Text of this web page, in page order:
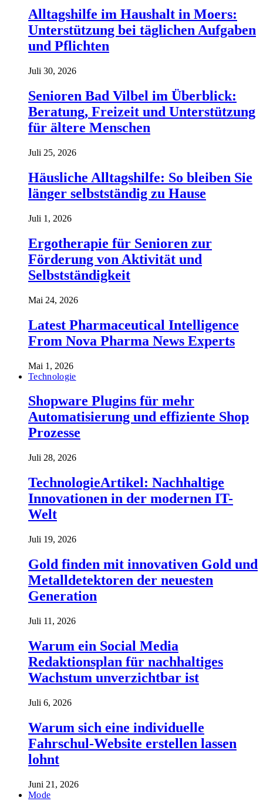
Alltagshilfe im Haushalt in Moers:
Unterstützung bei täglichen Aufgaben
und Pflichten
Juli 30, 2026
Senioren Bad Vilbel im Überblick:
Beratung, Freizeit und Unterstützung
für ältere Menschen
Juli 25, 2026
Häusliche Alltagshilfe: So bleiben Sie
länger selbstständig zu Hause
Juli 1, 2026
Ergotherapie für Senioren zur
Förderung von Aktivität und
Selbstständigkeit
Mai 24, 2026
Latest Pharmaceutical Intelligence
From Nova Pharma News Experts
Mai 1, 2026
Technologie
Shopware Plugins für mehr
Automatisierung und effiziente Shop
Prozesse
Juli 28, 2026
TechnologieArtikel: Nachhaltige
Innovationen in der modernen IT-
Welt
Juli 19, 2026
Gold finden mit innovativen Gold und
Metalldetektoren der neuesten
Generation
Juli 11, 2026
Warum ein Social Media
Redaktionsplan für nachhaltiges
Wachstum unverzichtbar ist
Juli 6, 2026
Warum sich eine individuelle
Fahrschul-Website erstellen lassen
lohnt
Juni 21, 2026
Mode